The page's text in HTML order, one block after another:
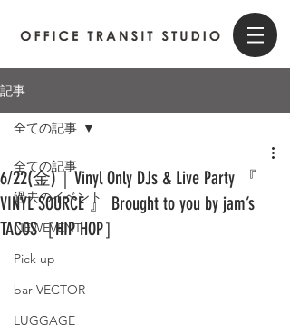
記事
全ての記事
過去のイベント
NEWEVENT
Pick up
bar VECTOR
LUGGAGE
全ての記事
6/22(金)｜Vinyl Only DJs & Live Party 『
VINYL SOURCE 』 Brought to you by jam’s
TACOS［HIP HOP］